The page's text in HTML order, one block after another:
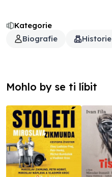
Kategorie
Biografie
Historie
Mohlo by se ti líbit